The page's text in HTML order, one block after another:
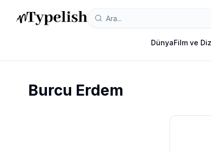
DünyaFilm ve
Burcu Erdem